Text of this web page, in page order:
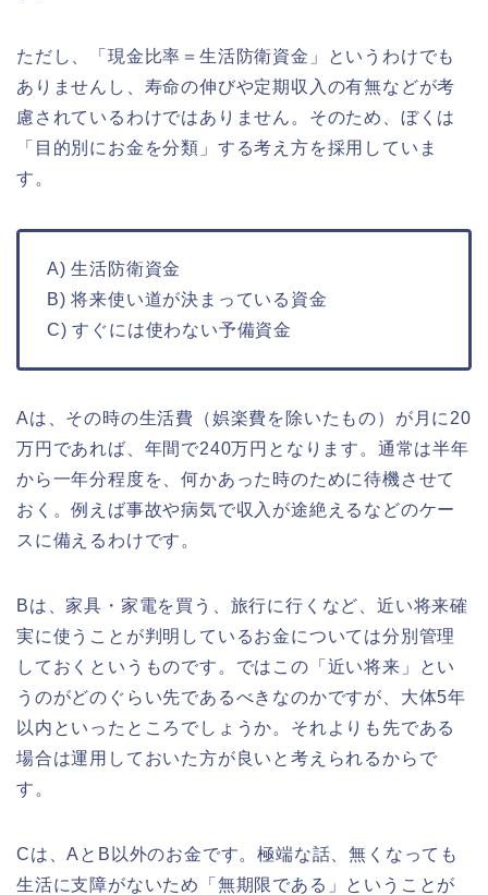
ただし、「現金比率＝生活防衛資金」というわけでも
ありませんし、寿命の伸びや定期収入の有無などが考
慮されているわけではありません。そのため、ぼくは
「目的別にお金を分類」する考え方を採用していま
す。
A) 生活防衛資金
B) 将来使い道が決まっている資金
C) すぐには使わない予備資金
Aは、その時の生活費（娯楽費を除いたもの）が月に20
万円であれば、年間で240万円となります。通常は半年
から一年分程度を、何かあった時のために待機させて
おく。例えば事故や病気で収入が途絶えるなどのケー
スに備えるわけです。
Bは、家具・家電を買う、旅行に行くなど、近い将来確
実に使うことが判明しているお金については分別管理
しておくというものです。ではこの「近い将来」とい
うのがどのぐらい先であるべきなのかですが、大体5年
以内といったところでしょうか。それよりも先である
場合は運用しておいた方が良いと考えられるからで
す。
Cは、AとB以外のお金です。極端な話、無くなっても
生活に支障がないため「無期限である」ということが